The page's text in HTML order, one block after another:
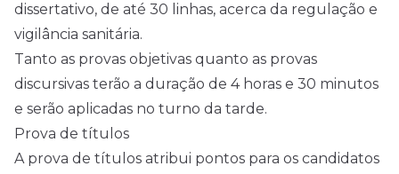
dissertativo, de até 30 linhas, acerca da regulação e
vigilância sanitária.
Tanto as provas objetivas quanto as provas
discursivas terão a duração de 4 horas e 30 minutos
e serão aplicadas no turno da tarde.
Prova de títulos
A prova de títulos atribui pontos para os candidatos